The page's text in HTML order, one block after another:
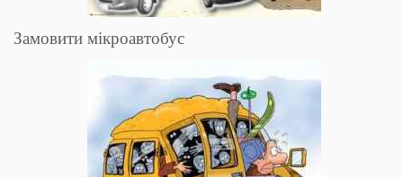
Замовити мікроавтобус